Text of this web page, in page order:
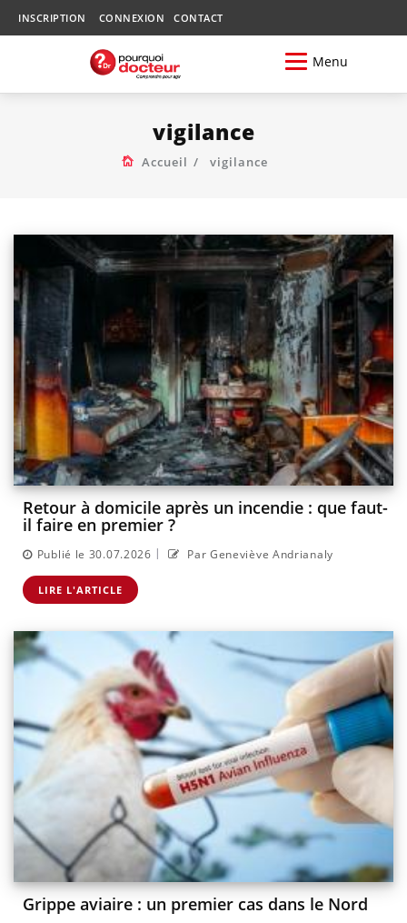
INSCRIPTION CONNEXION CONTACT
Menu
vigilance
Accueil vigilance
Retour à domicile après un incendie : que faut-
il faire en premier ?
Publié le 30.07.2026 | Par Geneviève Andrianaly
LIRE L'ARTICLE
Grippe aviaire : un premier cas dans le Nord